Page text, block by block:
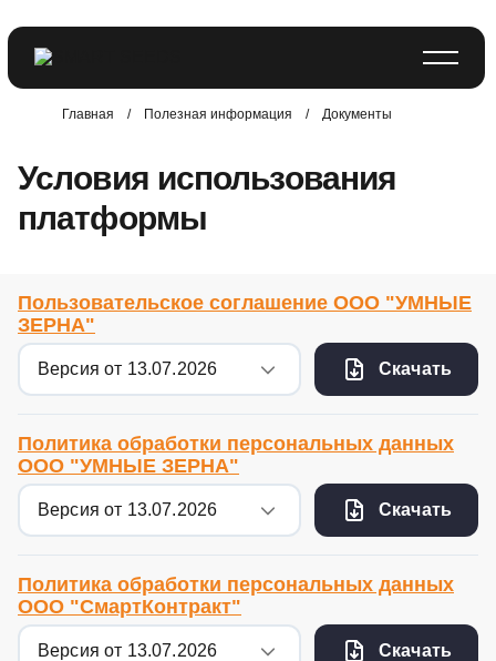
Главная / Полезная информация / Документы
Условия использования
платформы
Пользовательское соглашение ООО "УМНЫЕ
ЗЕРНА"
Скачать
Политика обработки персональных данных
ООО "УМНЫЕ ЗЕРНА"
Скачать
Политика обработки персональных данных
ООО "СмартКонтракт"
Скачать